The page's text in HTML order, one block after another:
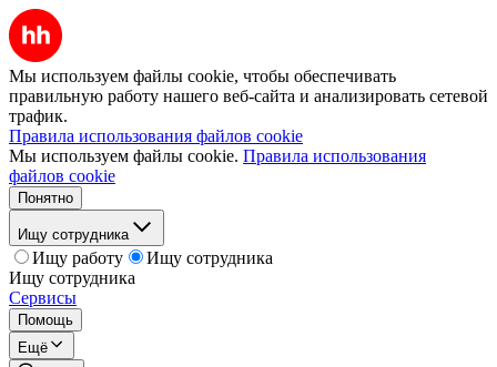
Мы используем файлы cookie, чтобы обеспечивать
правильную работу нашего веб-сайта и анализировать сетевой
трафик.
Правила использования файлов cookie
Мы используем файлы cookie. Правила использования
файлов cookie
Понятно
Ищу сотрудника
Ищу работу
Ищу сотрудника
Ищу сотрудника
Сервисы
Помощь
Ещё